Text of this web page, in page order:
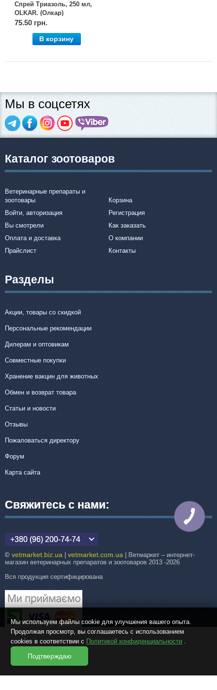
Спрей Триазоль, 250 мл,
OLKAR. (Олкар)
75.50 грн.
В корзину
Мы в соцсетях
Каталог зоотоваров
Ветеринарные препараты и
зоотовары
Корзина
Войти, авторизация
Регистрация
Вы смотрели
Как заказать
Оплата и доставка
О компании
Прайслист
Контакты
Разделы
Акции, товары со скидкой
Персональные рекомендации
Дилерам и оптовикам
Совместные покупки
Хранение вакцин для животных
Обмен и возврат товара
Статьи и новости
Отзывы
Пожаловаться директору
Форум
Карта сайта
Свяжитесь с нами:
+380 (96) 200-74-74
© vetmarket.biz.ua vetmarket.com.ua | Ветмаркет – интернет-
магазин ветеринарных препаратов и зоотоваров 2013 -2026
Вся продукция сертифицирована
Мы используем файлы cookie для улучшения вашего опыта.
Продолжая просмотр, вы соглашаетесь с использованием
cookies в соответствии с Политикой конфиденциальности .
Подтверждаю
КНОПКА
СВЯЗИ